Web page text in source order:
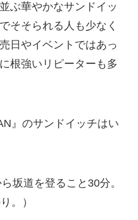
ぶ華やかなサンドイッ
そそられる人も少なく
日やイベントではあっ
根強いリピーターも多
』のサンドイッチはい
坂道を登ること30分。
。）